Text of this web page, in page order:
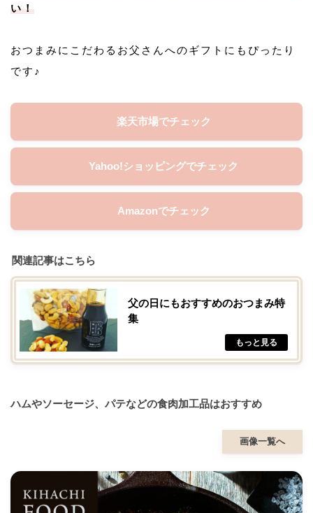
い！
おつまみにこだわるお父さんへのギフトにもぴったり
です♪
楽天市場でチェック
Yahoo!ショッピングでチェック
Amazonでチェック
関連記事はこちら
父の日にもおすすめのおつまみ特
集
ハムやソーセージ、パテなどの食肉加工品はおすすめ
画像一覧へ